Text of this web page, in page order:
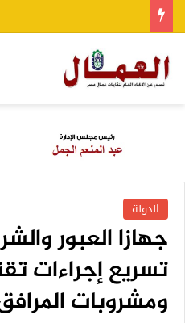
الدولة
جهازا العبور
تسريع إجراءات
ومشروبات